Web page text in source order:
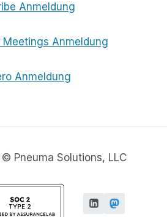
Anmeldung
Anmeldung
Anmeldung
Pneuma Solutions, LLC